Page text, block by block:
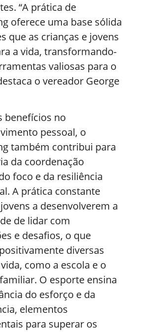
“A prática de
oferece uma base sólida
que as crianças e jovens
a vida, transformando-
valiosas para o
o vereador George
benefícios no
pessoal, o
também contribui para
da coordenação
foco e da resiliência
A prática constante
a desenvolverem a
de lidar com
e desafios, o que
diversas
como a escola e o
O esporte ensina
do esforço e da
elementos
para superar os